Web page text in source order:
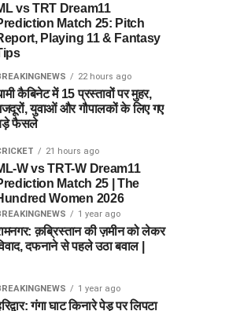
vs TRT Dream11
Match 25: Pitch
Playing 11 & Fantasy
22 hours ago
कैबिनेट में 15 प्रस्तावों पर मुहर,
युवाओं और गौपालकों के लिए गए
फैसले
21 hours ago
W vs TRT-W Dream11
Match 25 | The
Women 2026
1 year ago
क़ब्रिस्तान की ज़मीन को लेकर
दफनाने से पहले उठा बवाल |
1 year ago
गंगा घाट किनारे पेड़ पर लिपटा